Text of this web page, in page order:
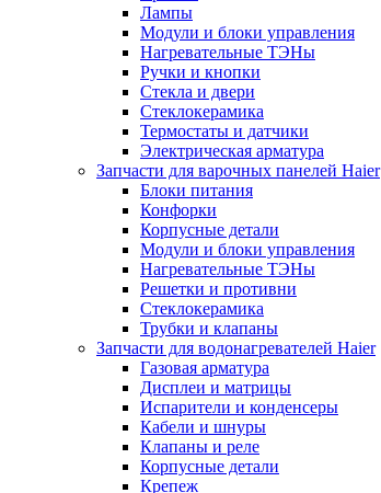
Лампы
Модули и блоки управления
Нагревательные ТЭНы
Ручки и кнопки
Стекла и двери
Стеклокерамика
Термостаты и датчики
Электрическая арматура
Запчасти для варочных панелей Haier
Блоки питания
Конфорки
Корпусные детали
Модули и блоки управления
Нагревательные ТЭНы
Решетки и противни
Стеклокерамика
Трубки и клапаны
Запчасти для водонагревателей Haier
Газовая арматура
Дисплеи и матрицы
Испарители и конденсеры
Кабели и шнуры
Клапаны и реле
Корпусные детали
Крепеж